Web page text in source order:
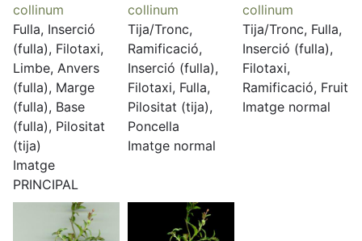
collinum
Fulla, Inserció
(fulla), Filotaxi,
Limbe, Anvers
(fulla), Marge
(fulla), Base
(fulla), Pilositat
(tija)
Imatge
PRINCIPAL
collinum
Tija/Tronc,
Ramificació,
Inserció (fulla),
Filotaxi, Fulla,
Pilositat (tija),
Poncella
Imatge normal
collinum
Tija/Tronc, Fulla,
Inserció (fulla),
Filotaxi,
Ramificació, Fruit
Imatge normal